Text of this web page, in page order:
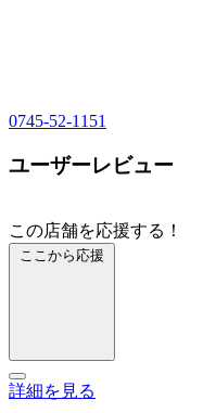
0745-52-1151
ユーザーレビュー
この店舗を応援する！
ここから応援
詳細を見る